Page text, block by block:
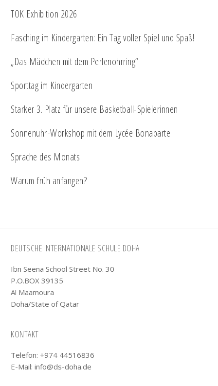
TOK Exhibition 2026
Fasching im Kindergarten: Ein Tag voller Spiel und Spaß!
„Das Mädchen mit dem Perlenohrring“
Sporttag im Kindergarten
Starker 3. Platz für unsere Basketball-Spielerinnen
Sonnenuhr-Workshop mit dem Lycée Bonaparte
Sprache des Monats
Warum früh anfangen?
Footer
DEUTSCHE INTERNATIONALE SCHULE DOHA
Ibn Seena School Street No. 30
P.O.BOX 39135
Al Maamoura
Doha/State of Qatar
KONTAKT
Telefon: +974 44516836
E-Mail:info@ds-doha.de